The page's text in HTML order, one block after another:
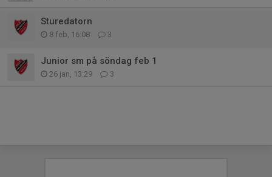
Sturedatorn
8 feb, 16:08 3
Junior sm på söndag feb 1
26 jan, 13:29 3